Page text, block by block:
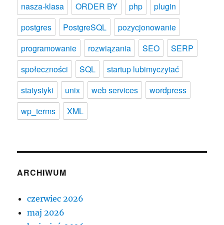
nasza-klasa
ORDER BY php
plugin
postgres
PostgreSQL
pozycjonowanie
programowanie
rozwiązania SEO
SERP
społeczności
SQL
startup lubimyczytać
statystyki
unix web services
wordpress
wp_terms
XML
ARCHIWUM
czerwiec 2026
maj 2026